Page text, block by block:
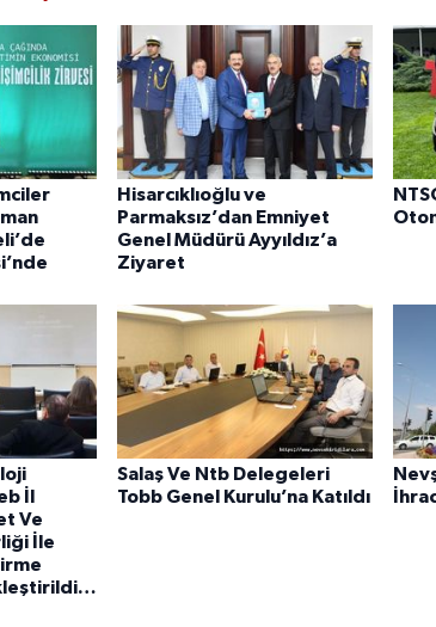
Hisarcıklıoğlu ve
Parmaksız’dan Emniyet
Genel Müdürü Ayyıldız’a
Ziyaret
İl
Ve
İle
Salaş Ve Ntb Delegeleri
Tobb Genel Kurulu’na Katıldı